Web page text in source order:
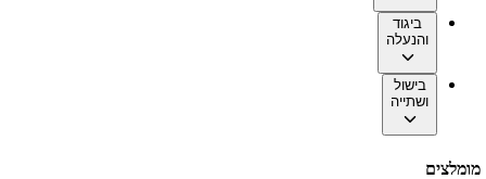
ביגוד
והנעלה
בישול
ושתייה
מומלצים